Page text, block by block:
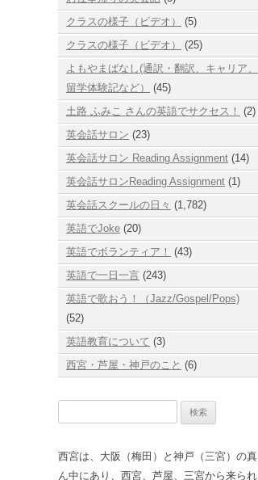
クラスの様子（ビデオ）
(5)
クラスの様子（ビデオ）
(25)
よもやまばなし(通訳・翻訳、キャリア、
留学体験記など）
(45)
土路 ふみこ さんの英語でサクセス！
(2)
英会話サロン (23)
英会話サロン Reading Assignment (14)
英会話サロンReading Assignment (1)
英会話スクールの日々 (1,782)
英語でJoke (20)
英語でボランティア！
(43)
英語で一日一言 (243)
英語で歌おう！（Jazz/Gospel/Pops)
(52)
英語教育について (3)
西宮・芦屋・神戸のこと (6)
西宮は、大阪（梅田）と神戸（三宮）の真
ん中にあり、西宮、芦屋、三宮から来られ